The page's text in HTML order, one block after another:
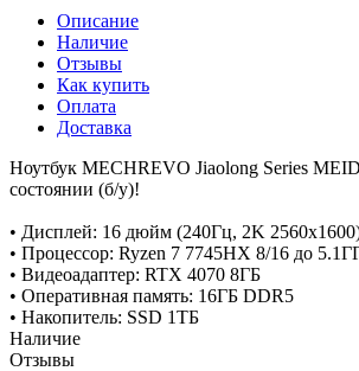
Описание
Наличие
Отзывы
Как купить
Оплата
Доставка
Ноутбук MECHREVO Jiaolong Series
состоянии (б/у)!
• Дисплей: 16 дюйм (240Гц, 2K
• Процессор: Ryzen 7 7745HX 8/16 до
• Видеоадаптер: RTX 4070 8ГБ
• Оперативная память: 16ГБ DDR5
• Накопитель: SSD 1ТБ
Наличие
Отзывы